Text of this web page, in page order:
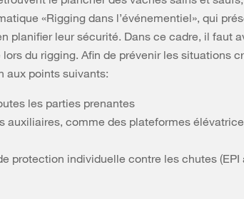
«Rigging dans l’événementiel», qui
planifier leur sécurité. Dans ce cadre, il faut
du rigging. Afin de prévenir les situations
aux points suivants:
les parties prenantes
auxiliaires, comme des plateformes
protection individuelle contre les chutes